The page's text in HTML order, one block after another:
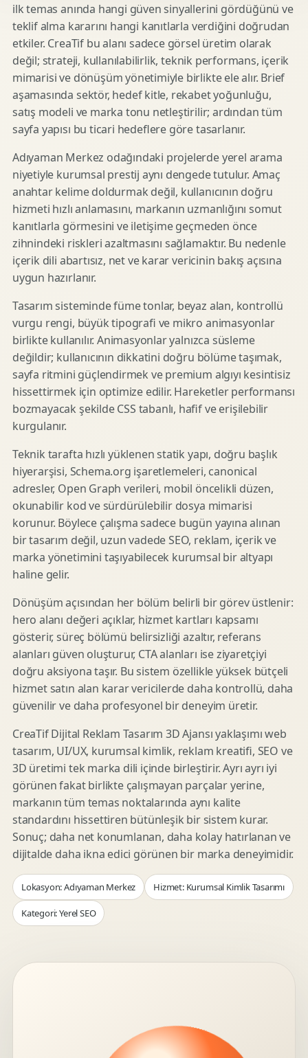
ilk temas anında hangi güven sinyallerini gördüğünü ve
teklif alma kararını hangi kanıtlarla verdiğini doğrudan
etkiler. CreaTif bu alanı sadece görsel üretim olarak
değil; strateji, kullanılabilirlik, teknik performans, içerik
mimarisi ve dönüşüm yönetimiyle birlikte ele alır. Brief
aşamasında sektör, hedef kitle, rekabet yoğunluğu,
satış modeli ve marka tonu netleştirilir; ardından tüm
sayfa yapısı bu ticari hedeflere göre tasarlanır.
Adıyaman Merkez odağındaki projelerde yerel arama
niyetiyle kurumsal prestij aynı dengede tutulur. Amaç
anahtar kelime doldurmak değil, kullanıcının doğru
hizmeti hızlı anlamasını, markanın uzmanlığını somut
kanıtlarla görmesini ve iletişime geçmeden önce
zihnindeki riskleri azaltmasını sağlamaktır. Bu nedenle
içerik dili abartısız, net ve karar vericinin bakış açısına
uygun hazırlanır.
Tasarım sisteminde füme tonlar, beyaz alan, kontrollü
vurgu rengi, büyük tipografi ve mikro animasyonlar
birlikte kullanılır. Animasyonlar yalnızca süsleme
değildir; kullanıcının dikkatini doğru bölüme taşımak,
sayfa ritmini güçlendirmek ve premium algıyı kesintisiz
hissettirmek için optimize edilir. Hareketler performansı
bozmayacak şekilde CSS tabanlı, hafif ve erişilebilir
kurgulanır.
Teknik tarafta hızlı yüklenen statik yapı, doğru başlık
hiyerarşisi, Schema.org işaretlemeleri, canonical
adresler, Open Graph verileri, mobil öncelikli düzen,
okunabilir kod ve sürdürülebilir dosya mimarisi
korunur. Böylece çalışma sadece bugün yayına alınan
bir tasarım değil, uzun vadede SEO, reklam, içerik ve
marka yönetimini taşıyabilecek kurumsal bir altyapı
haline gelir.
Dönüşüm açısından her bölüm belirli bir görev üstlenir:
hero alanı değeri açıklar, hizmet kartları kapsamı
gösterir, süreç bölümü belirsizliği azaltır, referans
alanları güven oluşturur, CTA alanları ise ziyaretçiyi
doğru aksiyona taşır. Bu sistem özellikle yüksek bütçeli
hizmet satın alan karar vericilerde daha kontrollü, daha
güvenilir ve daha profesyonel bir deneyim üretir.
CreaTif Dijital Reklam Tasarım 3D Ajansı yaklaşımı web
tasarım, UI/UX, kurumsal kimlik, reklam kreatifi, SEO ve
3D üretimi tek marka dili içinde birleştirir. Ayrı ayrı iyi
görünen fakat birlikte çalışmayan parçalar yerine,
markanın tüm temas noktalarında aynı kalite
standardını hissettiren bütünleşik bir sistem kurar.
Sonuç; daha net konumlanan, daha kolay hatırlanan ve
dijitalde daha ikna edici görünen bir marka deneyimidir.
Lokasyon: Adıyaman Merkez Hizmet: Kurumsal Kimlik Tasarımı
Kategori: Yerel SEO